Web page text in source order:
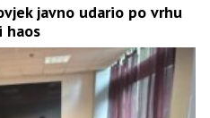
javno udario po vrhu
haos